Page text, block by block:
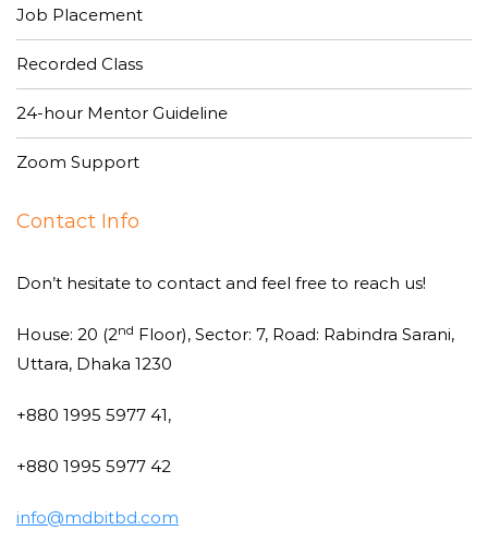
Job Placement
Recorded Class
24-hour Mentor Guideline
Zoom Support
Contact Info
Don’t hesitate to contact and feel free to reach us!
House: 20 (2nd Floor), Sector: 7, Road: Rabindra Sarani,
Uttara, Dhaka 1230
+880 1995 5977 41,
+880 1995 5977 42
info@mdbitbd.com